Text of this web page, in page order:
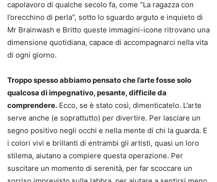
capolavoro di qualche secolo fa, come “La ragazza con
l’orecchino di perla”, sotto lo sguardo arguto e inquieto di
Mr Brainwash e Britto queste immagini-icone ritrovano una
dimensione quotidiana, capace di accompagnarci nella vita
di ogni giorno.
Troppo spesso abbiamo pensato che l’arte fosse solo
qualcosa di impegnativo, pesante, difficile da
comprendere. Ecco, se è stato così, dimenticatelo. L’arte
serve anche (e soprattutto) per divertire. Per lasciare un
segno positivo negli occhi e nella mente di chi la guarda. E
i colori vivi e brillanti di entrambi gli artisti, quasi un loro
stilema, aiutano a compiere questa operazione. Per
suscitare un momento di serenità, per far scoccare un